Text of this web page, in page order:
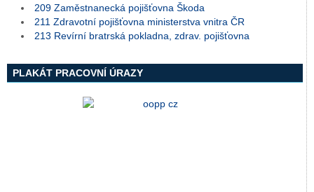
209 Zaměstnanecká pojišťovna Škoda
211 Zdravotní pojišťovna ministerstva vnitra ČR
213 Revírní bratrská pokladna, zdrav. pojišťovna
PLAKÁT PRACOVNÍ ÚRAZY